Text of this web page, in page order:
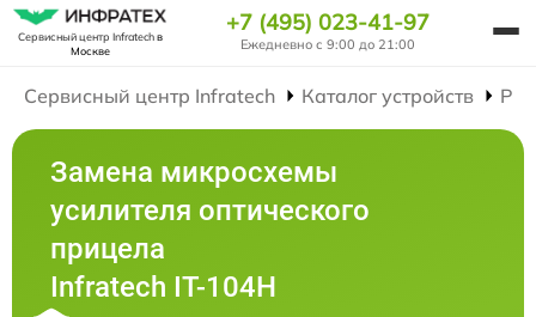
Сервисный центр Infratechв
Москве
+7 (495) 023-41-97
Ежедневно с 9:00 до 21:00
Сервисный центр Infratech Каталог устройств
Замена микросхемы
усилителя оптического
прицела
Infratech IT-104H